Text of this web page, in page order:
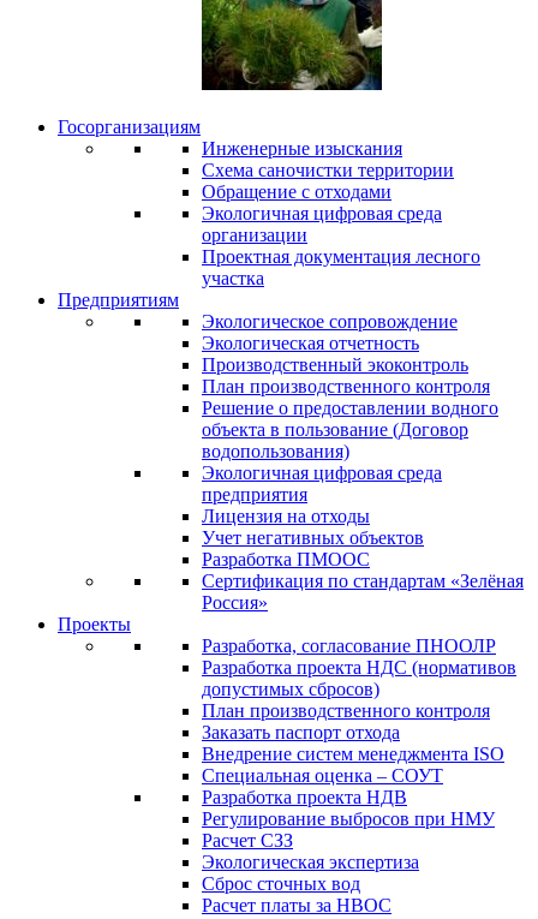
Госорганизациям
Инженерные изыскания
Схема саночистки территории
Обращение с отходами
Экологичная цифровая среда
организации
Проектная документация лесного
участка
Предприятиям
Экологическое сопровождение
Экологическая отчетность
Производственный экоконтроль
План производственного контроля
Решение о предоставлении водного
объекта в пользование (Договор
водопользования)
Экологичная цифровая среда
предприятия
Лицензия на отходы
Учет негативных объектов
Разработка ПМООС
Сертификация по стандартам «Зелёная
Россия»
Проекты
Разработка, согласование ПНООЛР
Разработка проекта НДС (нормативов
допустимых сбросов)
План производственного контроля
Заказать паспорт отхода
Внедрение систем менеджмента ISO
Специальная оценка – СОУТ
Разработка проекта НДВ
Регулирование выбросов при НМУ
Расчет СЗЗ
Экологическая экспертиза
Сброс сточных вод
Расчет платы за НВОС